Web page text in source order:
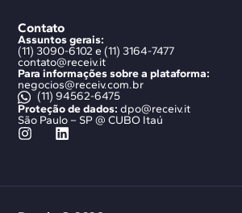
Contato
Assuntos gerais:
(11) 3090-6102 e (11) 3164-7477
contato@receiv.it
Para informações sobre a plataforma:
negocios@receiv.com.br
(11) 94562-6475
Proteção de dados:dpo@receiv.it
São Paulo – SP @ CUBO Itaú